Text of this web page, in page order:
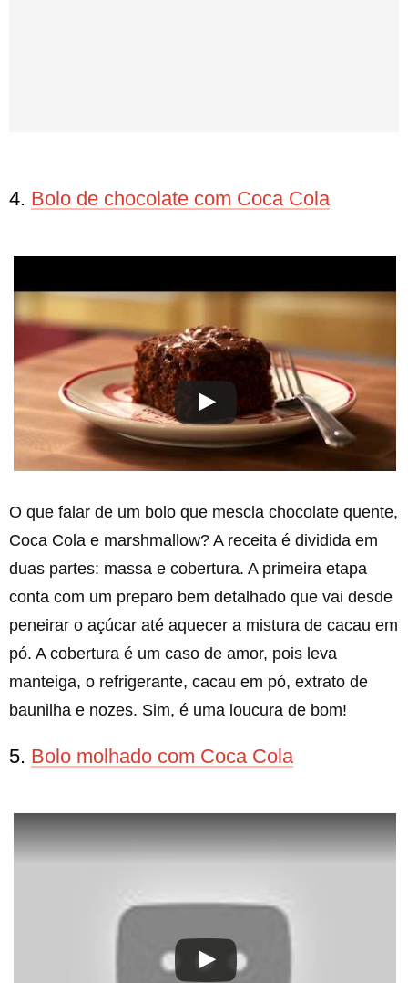
4. Bolo de chocolate com Coca Cola
O que falar de um bolo que mescla chocolate quente,
Coca Cola e marshmallow? A receita é dividida em
duas partes: massa e cobertura. A primeira etapa
conta com um preparo bem detalhado que vai desde
peneirar o açúcar até aquecer a mistura de cacau em
pó. A cobertura é um caso de amor, pois leva
manteiga, o refrigerante, cacau em pó, extrato de
baunilha e nozes. Sim, é uma loucura de bom!
5. Bolo molhado com Coca Cola